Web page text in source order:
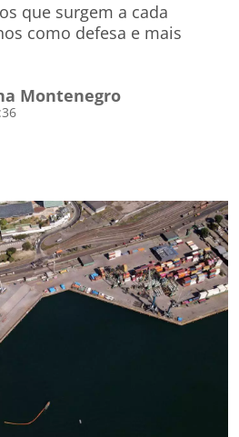
que surgem a cada
como defesa e mais
Montenegro